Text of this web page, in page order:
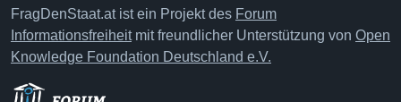
FragDenStaat.at ist ein Projekt des Forum
Informationsfreiheitmit freundlicher Unterstützung von Open
Knowledge Foundation Deutschland e.V.